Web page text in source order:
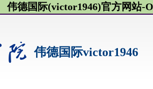
伟德国际(victor1946)官方网站-
伟德国际victor1946